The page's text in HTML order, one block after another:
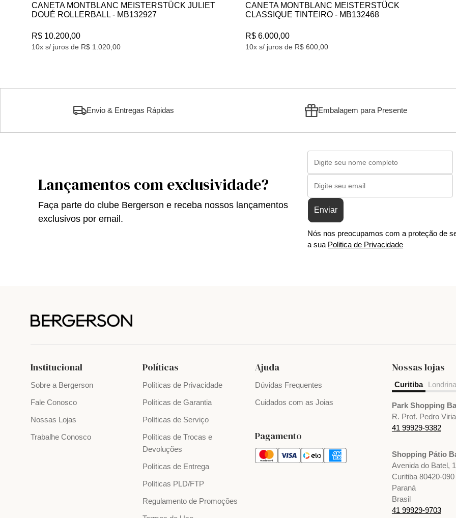
CANETA MONTBLANC MASTERS OF ART
HOMAGE TO HENRI MATISSE 4810 ROLLERBALL
R$ 28.700,00
CANETA MONTBLANC MEISTERSTÜCK
SOLITAIRE GOLDEN HOUR LEGRAND -
R$ 19.100,00
Envio & Entregas Rápidas Embalagem para Presente
Lançamentos com exclusividade?
Faça parte do clube Bergerson e receba nossos lançamentos
exclusivos por email.
Enviar
Nós nos preocupamos com a proteção de
a sua Politica de Privacidade
Institucional
Sobre a Bergerson
Fale Conosco
Nossas Lojas
Trabalhe Conosco
Políticas
Políticas de Privacidade
Políticas de Garantia
Políticas de Serviço
Políticas de Trocas e
Devoluções
Políticas de Entrega
Políticas PLD/FTP
Regulamento de Promoções
Ajuda
Dúvidas Frequentes
Cuidados com as Joias
Pagamento
Nossas lojas
Curitiba Londrina
Park Shopping
R. Prof. Pedro
41 99929-9382
Shopping Pátio
Avenida do Batel,
Curitiba 80420-090
Paraná
Brasil
41 99929-9703